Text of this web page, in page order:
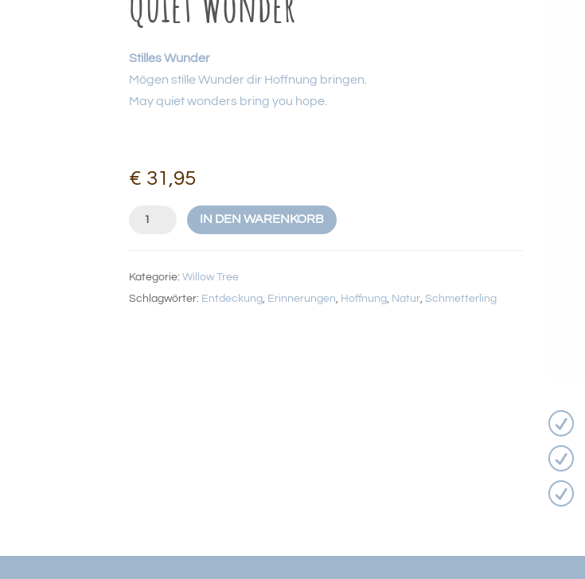
Stilles Wunder
Mögen stille Wunder dir Hoffnung bringen.
May quiet wonders bring you hope.
€ 31,95
Quiet
IN DEN WARENKORB
Kategorie: Willow Tree
Schlagwörter: Entdeckung, Erinnerungen, Hoffnung, Natur, Schmetterling
R
R
R